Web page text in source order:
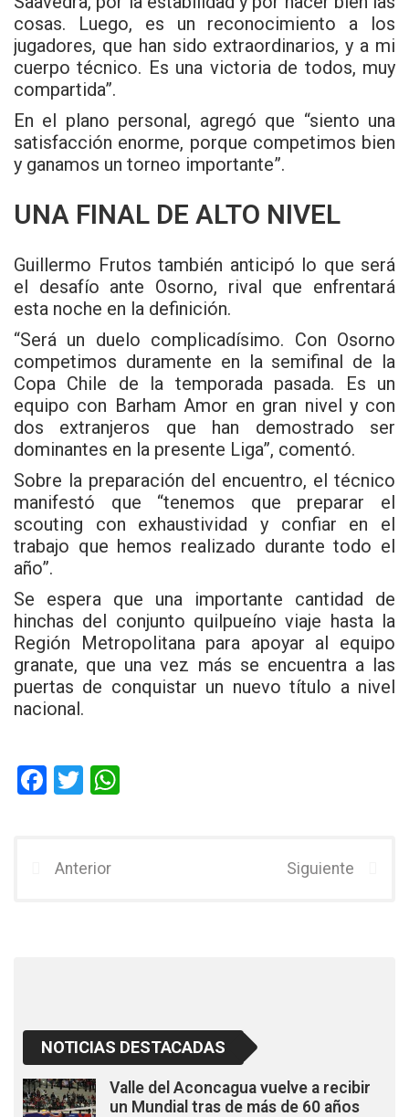
cosas. Luego, es un reconocimiento a los
jugadores, que han sido extraordinarios, y a mi
cuerpo técnico. Es una victoria de todos, muy
compartida”.
En el plano personal, agregó que “siento una
satisfacción enorme, porque competimos bien
y ganamos un torneo importante”.
UNA FINAL DE ALTO NIVEL
Guillermo Frutos también anticipó lo que será
el desafío ante Osorno, rival que enfrentará
esta noche en la definición.
“Será un duelo complicadísimo. Con Osorno
competimos duramente en la semifinal de la
Copa Chile de la temporada pasada. Es un
equipo con Barham Amor en gran nivel y con
dos extranjeros que han demostrado ser
dominantes en la presente Liga”, comentó.
Sobre la preparación del encuentro, el técnico
manifestó que “tenemos que preparar el
scouting con exhaustividad y confiar en el
trabajo que hemos realizado durante todo el
año”.
Se espera que una importante cantidad de
hinchas del conjunto quilpueíno viaje hasta la
Región Metropolitana para apoyar al equipo
granate, que una vez más se encuentra a las
puertas de conquistar un nuevo título a nivel
nacional.
F
b
T
er
Anterior Siguiente
NOTICIAS DESTACADAS
Valle del Aconcagua vuelve a recibir
un Mundial tras de más de 60 años